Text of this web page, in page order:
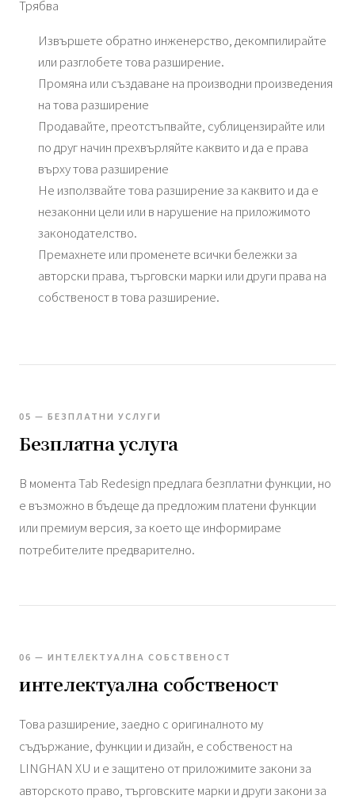
Трябва
Извършете обратно инженерство, декомпилирайте
или разглобете това разширение.
Промяна или създаване на производни произведения
на това разширение
Продавайте, преотстъпвайте, сублицензирайте или
по друг начин прехвърляйте каквито и да е права
върху това разширение
Не използвайте това разширение за каквито и да е
незаконни цели или в нарушение на приложимото
законодателство.
Премахнете или променете всички бележки за
авторски права, търговски марки или други права на
собственост в това разширение.
05 — БЕЗПЛАТНИ УСЛУГИ
Безплатна услуга
В момента Tab Redesign предлага безплатни функции, но
е възможно в бъдеще да предложим платени функции
или премиум версия, за което ще информираме
потребителите предварително.
06 — ИНТЕЛЕКТУАЛНА СОБСТВЕНОСТ
интелектуална собственост
Това разширение, заедно с оригиналното му
съдържание, функции и дизайн, е собственост на
LINGHAN XU и е защитено от приложимите закони за
авторското право, търговските марки и други закони за